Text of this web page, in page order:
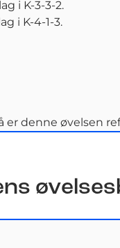
i K-3-3-2.
i K-4-1-3.
er denne øvelsen